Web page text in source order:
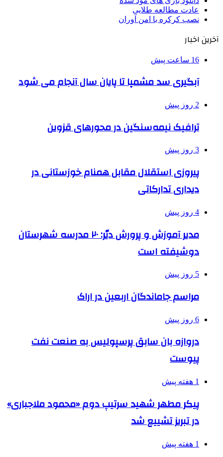
عادت مطالعه طلایی
نصب کرکره با امن آوران
آخرین اخبار
16 ساعت پیش
آبگیری سد مشمپا تا پایان سال آنجام می شود
2 روز پیش
ترافیک نیمه‌سنگین در محورهای قزوین
3 روز پیش
پیروزی استقلال مقابل همنام خوزستانی در
دیداری تدارکاتی
4 روز پیش
مدیر آموزش و پرورش دیّر: ۲۰ مدرسه شهرستان
دوشیفته است
5 روز پیش
مراسم جاماندگان اربعین در اراک
6 روز پیش
دروازه بان سابق پرسپولیس به صنعت نفت
پیوست
1 هفته پیش
پیکر مطهر شهید سرتیپ دوم «محمود ملاجباری»
در تبریز تشییع شد
1 هفته پیش